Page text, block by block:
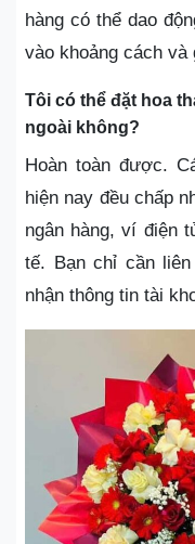
hàng có thể dao
vào khoảng cách và
Tôi có thể đặt hoa
ngoài không?
Hoàn toàn được.
hiện nay đều chấp
ngân hàng, ví điện
tế. Bạn chỉ cần
nhận thông tin tài